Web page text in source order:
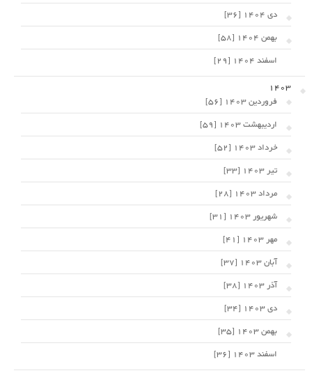
دی 1404 [36]
بهمن 1404 [58]
اسفند 1404 [29]
1403
فروردین 1403 [56]
اردیبهشت 1403 [59]
خرداد 1403 [52]
تیر 1403 [33]
مرداد 1403 [28]
شهریور 1403 [31]
مهر 1403 [41]
آبان 1403 [37]
آذر 1403 [38]
دی 1403 [34]
بهمن 1403 [35]
اسفند 1403 [36]